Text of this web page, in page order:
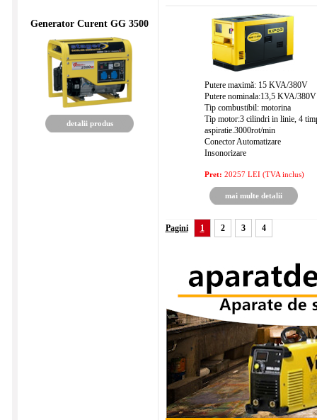
Generator Curent GG 3500
detalii produs
Putere maximă: 15 KVA/380V
Putere nominala:13,5 KVA/380V
Tip combustibil: motorina
Tip motor:3 cilindri in linie, 4
aspiratie.3000rot/min
Conector Automatizare
Insonorizare
Pret: 20257 LEI (TVA inclus)
mai multe detalii
Pagini 1 2 3 4